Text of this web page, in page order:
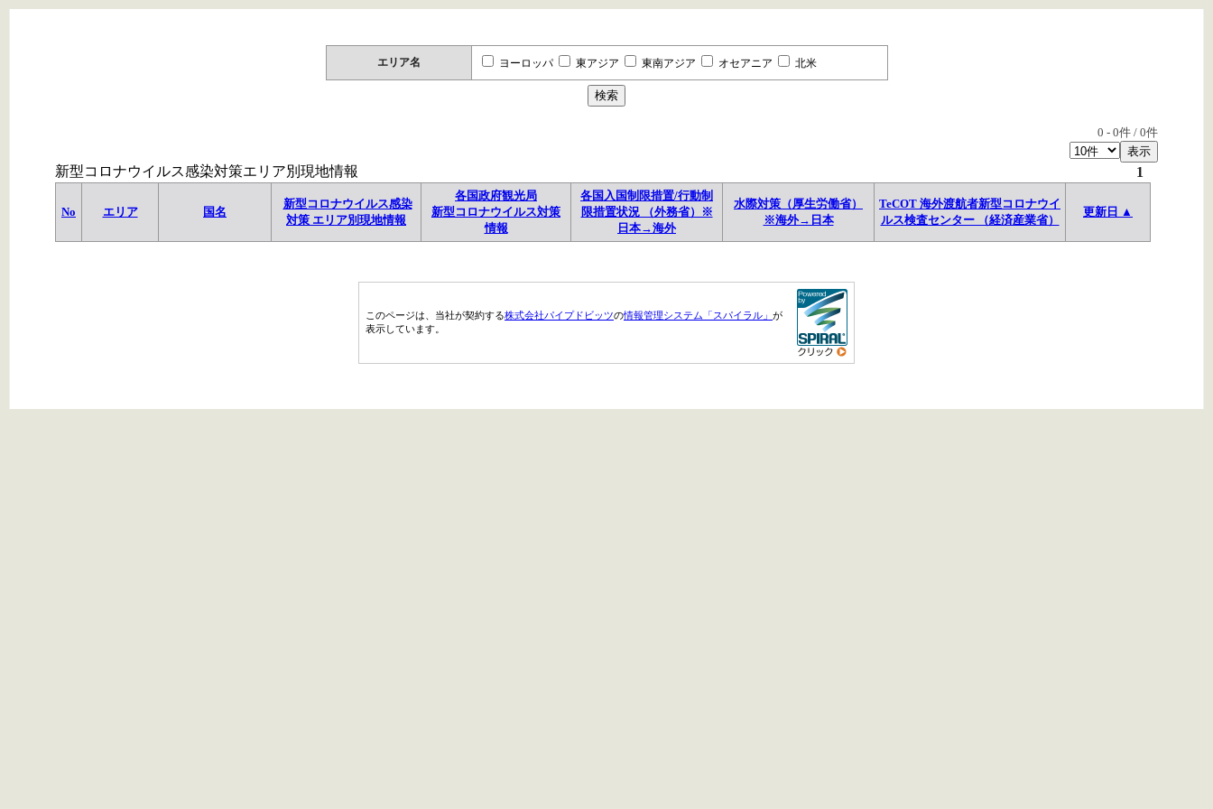
エリア名 ヨーロッパ 東アジア 東南アジア オセアニア 北米
0 - 0件 / 0件
新型コロナウイルス感染対策エリア別現地情報 1
No エリア 国名
新型コロナウイルス感染
対策 エリア別現地情報
各国政府観光局
新型コロナウイルス対策
情報
各国入国制限措置/行動制
限措置状況 （外務省）※
日本→海外
水際対策（厚生労働省）
※海外→日本
TeCOT 海外渡航者新型コロナウイ
ルス検査センター （経済産業省）
更新日 ▲
このページは、当社が契約する株式会社パイプドビッツの情報管理システム「スパイラル」 が
表示しています。